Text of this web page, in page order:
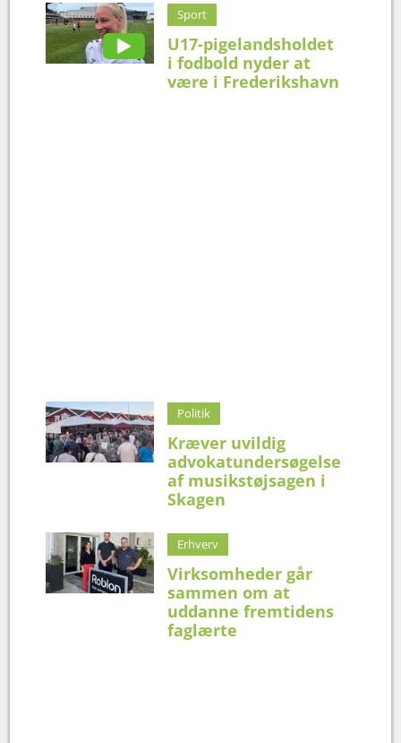
Sport
U17-pigelandsholdet
i fodbold nyder at
være i Frederikshavn
Politik
Kræver uvildig
advokatundersøgelse
af musikstøjsagen i
Skagen
Erhverv
Virksomheder går
sammen om at
uddanne fremtidens
faglærte